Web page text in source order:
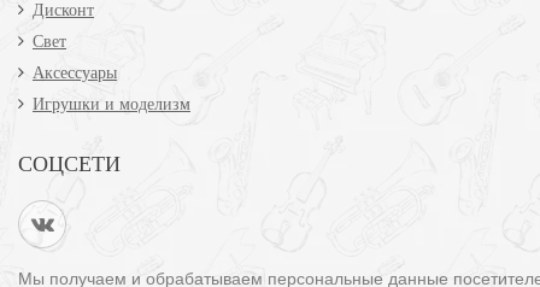
Дисконт
Свет
Аксессуары
Игрушки и моделизм
СОЦСЕТИ
Мы получаем и обрабатываем персональные данные